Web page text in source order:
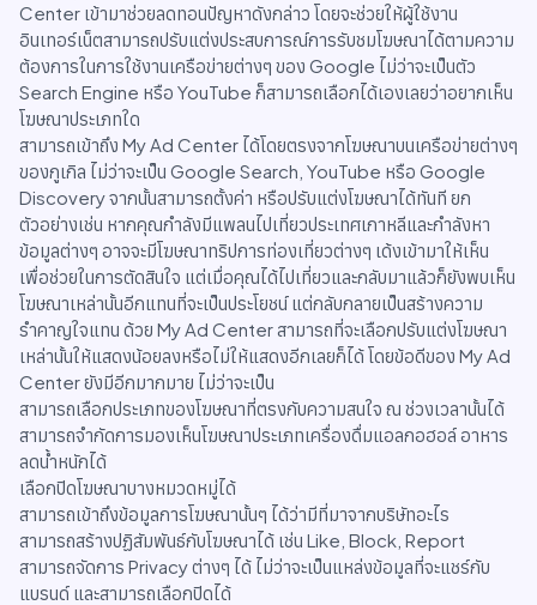
Center เข้ามาช่วยลดทอนปัญหาดังกล่าว โดยจะช่วยให้ผู้ใช้งาน
อินเทอร์เน็ตสามารถปรับแต่งประสบการณ์การรับชมโฆษณาได้ตามความ
ต้องการในการใช้งานเครือข่ายต่างๆ ของ Google ไม่ว่าจะเป็นตัว
Search Engine หรือ YouTube ก็สามารถเลือกได้เองเลยว่าอยากเห็น
โฆษณาประเภทใด
สามารถเข้าถึง My Ad Center ได้โดยตรงจากโฆษณาบนเครือข่ายต่างๆ
ของกูเกิล ไม่ว่าจะเป็น Google Search, YouTube หรือ Google
Discovery จากนั้นสามารถตั้งค่า หรือปรับแต่งโฆษณาได้ทันที ยก
ตัวอย่างเช่น หากคุณกำลังมีแพลนไปเที่ยวประเทศเกาหลีและกำลังหา
ข้อมูลต่างๆ อาจจะมีโฆษณาทริปการท่องเที่ยวต่างๆ เด้งเข้ามาให้เห็น
เพื่อช่วยในการตัดสินใจ แต่เมื่อคุณได้ไปเที่ยวและกลับมาแล้วก็ยังพบเห็น
โฆษณาเหล่านั้นอีกแทนที่จะเป็นประโยชน์ แต่กลับกลายเป็นสร้างความ
รำคาญใจแทน ด้วย My Ad Center สามารถที่จะเลือกปรับแต่งโฆษณา
เหล่านั้นให้แสดงน้อยลงหรือไม่ให้แสดงอีกเลยก็ได้ โดยข้อดีของ My Ad
Center ยังมีอีกมากมาย ไม่ว่าจะเป็น
สามารถเลือกประเภทของโฆษณาที่ตรงกับความสนใจ ณ ช่วงเวลานั้นได้
สามารถจำกัดการมองเห็นโฆษณาประเภทเครื่องดื่มแอลกอฮอล์ อาหาร
ลดน้ำหนักได้
เลือกปิดโฆษณาบางหมวดหมู่ได้
สามารถเข้าถึงข้อมูลการโฆษณานั้นๆ ได้ว่ามีที่มาจากบริษัทอะไร
สามารถสร้างปฏิสัมพันธ์กับโฆษณาได้ เช่น Like, Block, Report
สามารถจัดการ Privacy ต่างๆ ได้ ไม่ว่าจะเป็นแหล่งข้อมูลที่จะแชร์กับ
แบรนด์ และสามารถเลือกปิดได้